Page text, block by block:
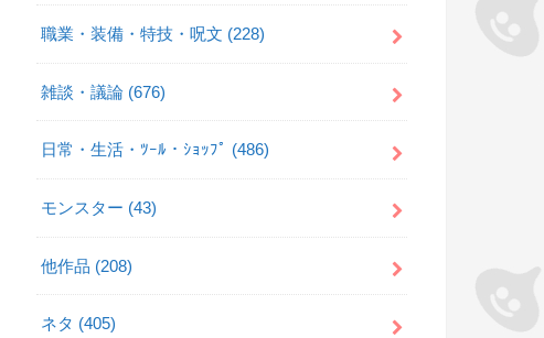
職業・装備・特技・呪文 (228)
雑談・議論 (676)
日常・生活・ﾂｰﾙ・ｼｮｯﾌﾟ (486)
モンスター (43)
他作品 (208)
ネタ (405)